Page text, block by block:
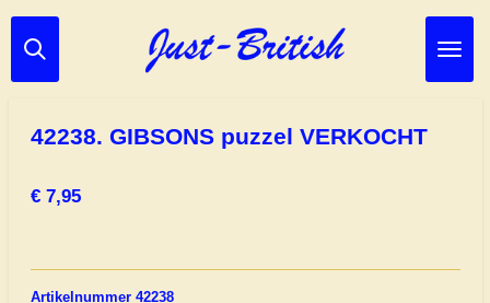
Ga
direct
42238. GIBSONS puzzel VERKOCHT
€ 7,95
Artikelnummer 42238